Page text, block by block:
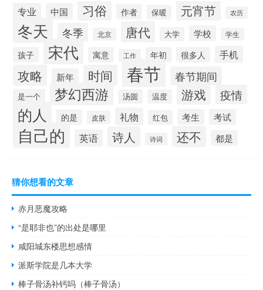
专业 中国 习俗 作者 保暖 元宵节 农历
冬天 冬季 北京 唐代 大学 学校 学生
孩子 宋代 寓意 工作 年初 很多人 手机
攻略 新年 时间 春节 春节期间
是一个 梦幻西游 汤圆 温度 游戏 疫情
的人 的是 皮肤 礼物 红包 考生 考试
自己的 英语 诗人 诗词 还不 都是
猜你想看的文章
赤月恶魔攻略
“是耶非也”的出处是哪里
咸阳城东楼思想感情
派斯学院是几本大学
棒子骨汤补钙吗（棒子骨汤）